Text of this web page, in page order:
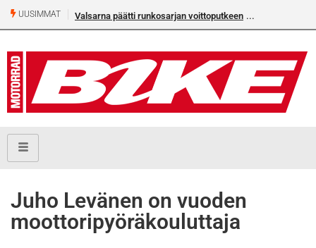
UUSIMMAT Valsarna päätti runkosarjan voittoputkeen
Juho Levänen on vuoden
moottoripyöräkouluttaja